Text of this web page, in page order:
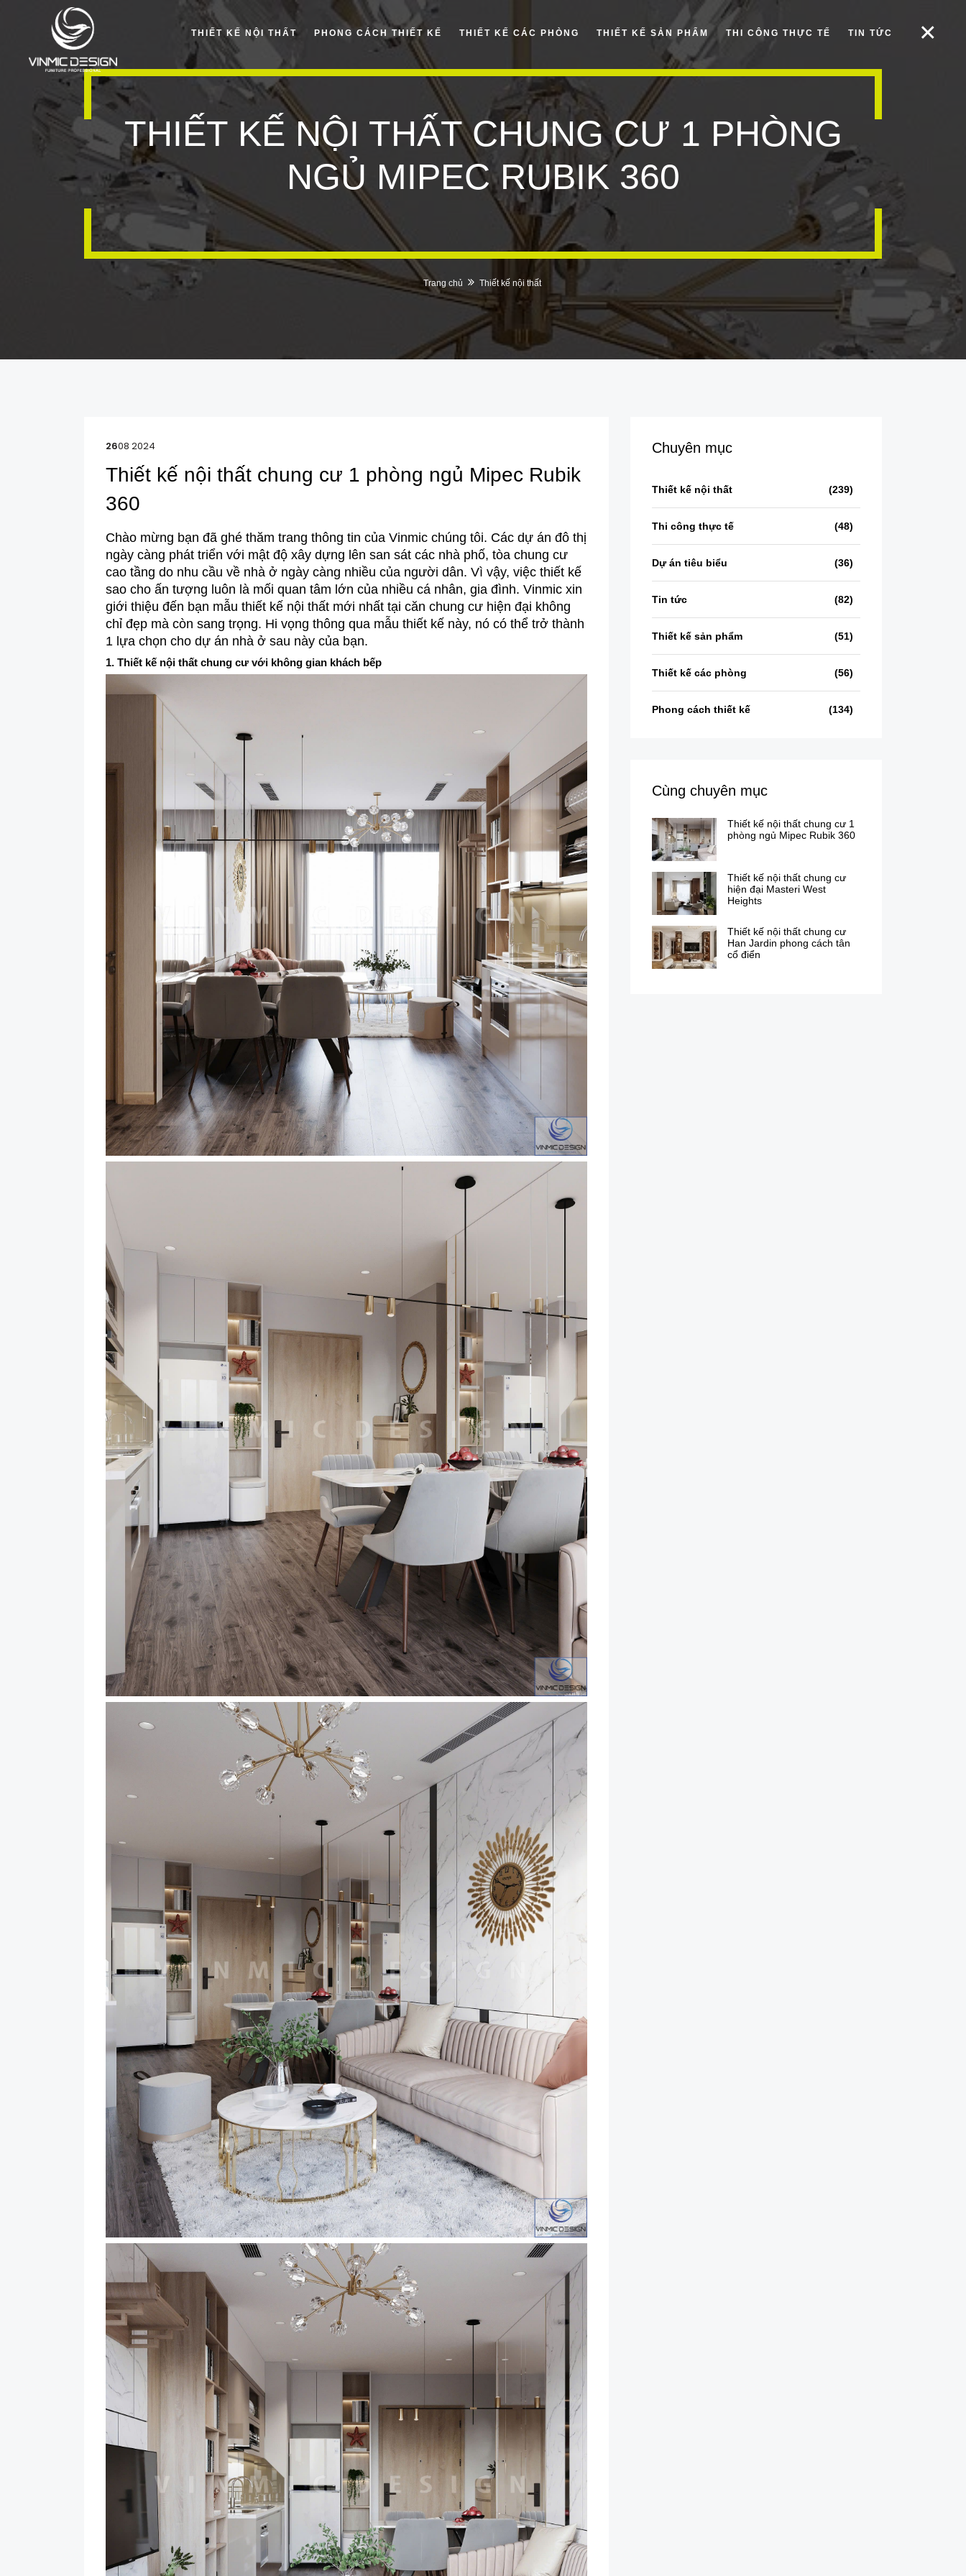
THIẾT KẾ NỘI THẤT PHONG CÁCH THIẾT KẾ THIẾT KẾ CÁC PHÒNG THIẾT KẾ SẢN PHẨM THI CÔNG THỰC TẾ TIN TỨC
THIẾT KẾ NỘI THẤT CHUNG CƯ 1 PHÒNG
NGỦ MIPEC RUBIK 360
Trang chủ Thiết kế nội thất
2608 2024
Thiết kế nội thất chung cư 1 phòng ngủ Mipec Rubik
360
Chào mừng bạn đã ghé thăm trang thông tin của Vinmic chúng tôi. Các dự án đô thị
ngày càng phát triển với mật độ xây dựng lên san sát các nhà phố, tòa chung cư
cao tầng do nhu cầu về nhà ở ngày càng nhiều của người dân. Vì vậy, việc thiết kế
sao cho ấn tượng luôn là mối quan tâm lớn của nhiều cá nhân, gia đình. Vinmic xin
giới thiệu đến bạn mẫu thiết kế nội thất mới nhất tại căn chung cư hiện đại không
chỉ đẹp mà còn sang trọng. Hi vọng thông qua mẫu thiết kế này, nó có thể trở thành
1 lựa chọn cho dự án nhà ở sau này của bạn.
1. Thiết kế nội thất chung cư với không gian khách bếp
Chuyên mục
Thiết kế nội thất (239)
Thi công thực tế (48)
Dự án tiêu biểu (36)
Tin tức (82)
Thiết kế sản phẩm (51)
Thiết kế các phòng (56)
Phong cách thiết kế (134)
Cùng chuyên mục
Thiết kế nội thất chung cư 1
phòng ngủ Mipec Rubik 360
Thiết kế nội thất chung cư
hiện đại Masteri West
Heights
Thiết kế nội thất chung cư
Han Jardin phong cách tân
cổ điển